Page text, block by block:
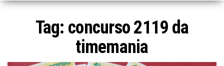
Tag: concurso 2119 da
timemania